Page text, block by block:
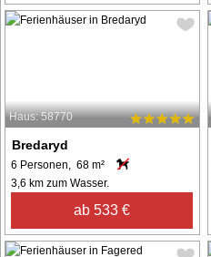
Haus: 58770
Bredaryd
6 Personen, 68 m²
3,6 km zum Wasser.
ab 533 €